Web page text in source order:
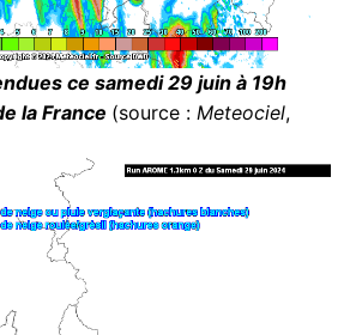
ce samedi 29 juin à 19h
la France (source : Meteociel,